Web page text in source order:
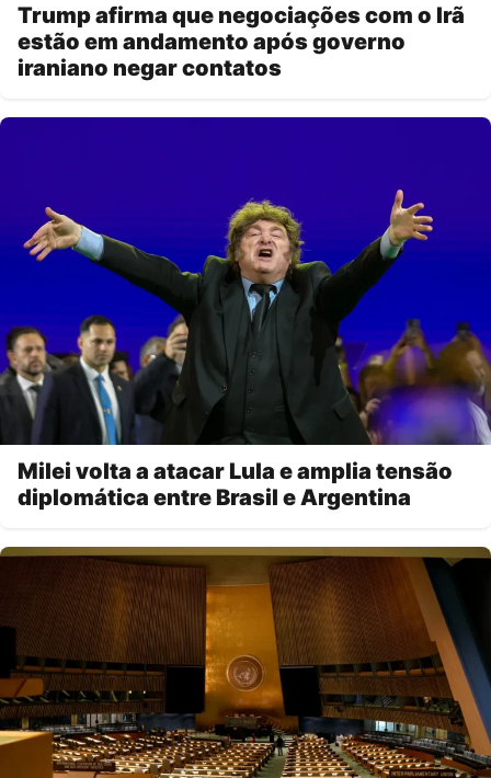
Trump afirma que negociações com o Irã
estão em andamento após governo
iraniano negar contatos
Milei volta a atacar Lula e amplia tensão
diplomática entre Brasil e Argentina